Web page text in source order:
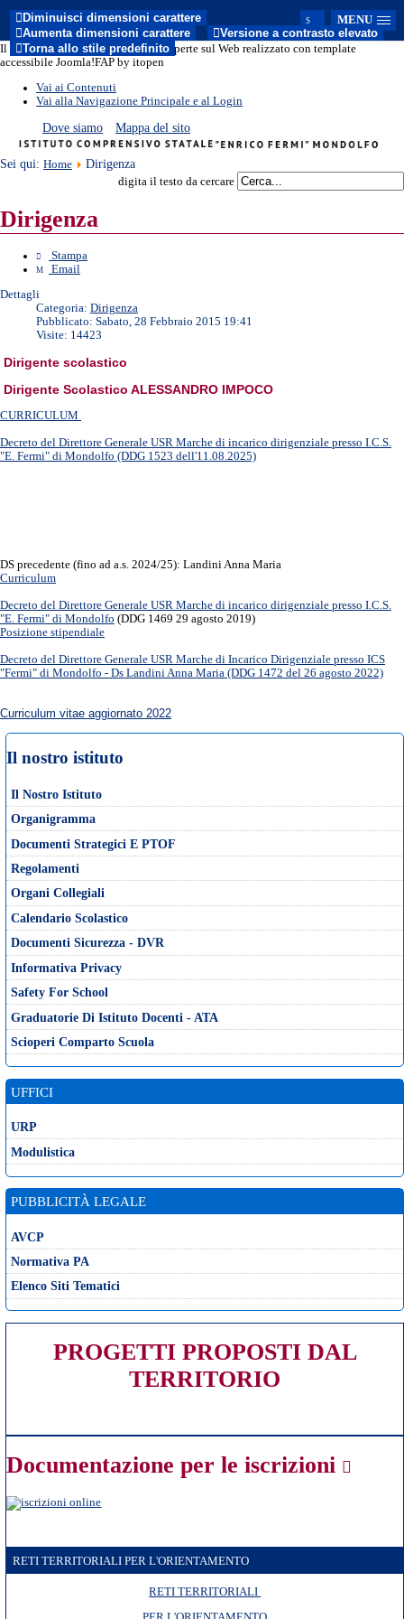
MENU
Il sito del nuovo modello di Porte Aperte sul Web realizzato con template
accessibile Joomla!FAP by itopen
Vai ai Contenuti
Vai alla Navigazione Principale e al Login
Diminuisci dimensioni carattere
Aumenta dimensioni carattere
Versione a contrasto elevato
Torna allo stile predefinito
Dove siamo Mappa del sito
Sei qui: Home Dirigenza
digita il testo da cercare
Dirigenza
Stampa
Email
Dettagli
Categoria: Dirigenza
Pubblicato: Sabato, 28 Febbraio 2015 19:41
Visite: 14423
Dirigente scolastico
Dirigente Scolastico ALESSANDRO IMPOCO
CURRICULUM
Decreto del Direttore Generale USR Marche di incarico dirigenziale presso I.C.S.
"E. Fermi" di Mondolfo (DDG 1523 dell'11.08.2025)
DS precedente (fino ad a.s. 2024/25): Landini Anna Maria
Curriculum
Decreto del Direttore Generale USR Marche di incarico dirigenziale presso I.C.S.
"E. Fermi" di Mondolfo (DDG 1469 29 agosto 2019)
Posizione stipendiale
Decreto del Direttore Generale USR Marche di Incarico Dirigenziale presso ICS
"Fermi" di Mondolfo - Ds Landini Anna Maria (DDG 1472 del 26 agosto 2022)
Curriculum vitae aggiornato 2022
Il nostro istituto
Il Nostro Istituto
Organigramma
Documenti Strategici E PTOF
Regolamenti
Organi Collegiali
Calendario Scolastico
Documenti Sicurezza - DVR
Informativa Privacy
Safety For School
Graduatorie Di Istituto Docenti - ATA
Scioperi Comparto Scuola
UFFICI
URP
Modulistica
PUBBLICITÀ LEGALE
AVCP
Normativa PA
Elenco Siti Tematici
PROGETTI PROPOSTI DAL
TERRITORIO
Documentazione per le iscrizioni
RETI TERRITORIALI PER L'ORIENTAMENTO
RETI TERRITORIALI